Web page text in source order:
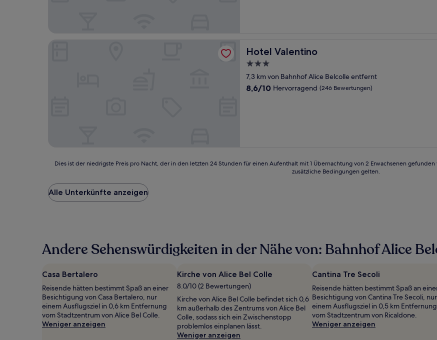
Hotel Valentino
Hotel Valentino
3.0-
Sterne-
Unterkunft
7,3 km von Bahnhof Alice Belcolle entfernt
8.6
8,6/10 Hervorragend (246 Bewertungen)
Dies
der
niedrigste
Preis
den
letzten
für
Aufenthalt
mit
1 Übernachtung
von
2 Erwachsenen
Dies ist der niedrigste Preis pro Nacht, der in den letzten 24 Stunden für einen Aufenthalt mit 1 Übernachtung von 2 Erwachsenen
zusätzliche Bedingungen gelten.
Alle Unterkünfte anzeigen
Andere Sehenswürdigkeiten in der Nähe von: Bahnhof Alice
Casa Bertalero
Reisende hätten bestimmt Spaß an einer
Besichtigung von Casa Bertalero, nur
einem Ausflugsziel in 0,6 km Entfernung
vom Stadtzentrum von Alice Bel Colle.
Weniger anzeigen
Kirche von Alice Bel Colle
8.0/10 (2 Bewertungen)
Kirche von Alice Bel Colle befindet sich 0,6
km außerhalb des Zentrums von Alice Bel
Colle, sodass sich ein Zwischenstopp
problemlos einplanen lässt.
Weniger anzeigen
Cantina Tre Secoli
Reisende hätten bestimmt Spaß an
Besichtigung von Cantina Tre Secoli, nur
einem Ausflugsziel in 0,5 km Entfernung
vom Stadtzentrum von Ricaldone.
Weniger anzeigen